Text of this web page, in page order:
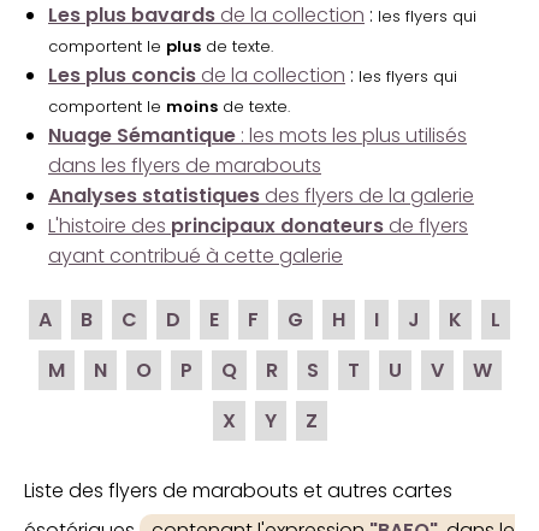
Les plus bavards de la collection : les flyers qui
comportent le plus de texte.
Les plus concis de la collection : les flyers qui
comportent le moins de texte.
Nuage Sémantique : les mots les plus utilisés
dans les flyers de marabouts
Analyses statistiques des flyers de la galerie
L'histoire des principaux donateurs de flyers
ayant contribué à cette galerie
A B C D E F G H I J K
L
M
N O P Q R S T U V
W
X
Y Z
Liste des flyers de marabouts et autres cartes